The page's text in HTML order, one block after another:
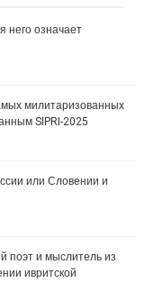
него означает
милитаризованных
SIPRI-2025
или Словении и
поэт и мыслитель из
ивритской